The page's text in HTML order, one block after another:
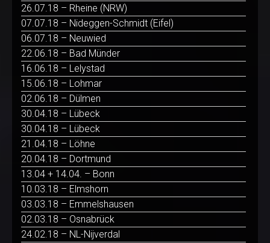
26.07.18 – Rheine (NRW)
07.07.18 – Nideggen-Schmidt (Eifel)
06.07.18 – Neuwied
22.06.18 – Bad Münder
16.06.18 – Lelystad
15.06.18 – Lohmar
02.06.18 – Dülmen
30.04.18 – Lübeck
30.04.18 – Lübeck
21.04.18 – Löhne
20.04.18 – Dortmund
13.04 + 14.04. – Bonn
10.03.18 – Elmshorn
03.03.18 – Emmelshausen
02.03.18 – Osnabrück
24.02.18 – NL-Nijverdal